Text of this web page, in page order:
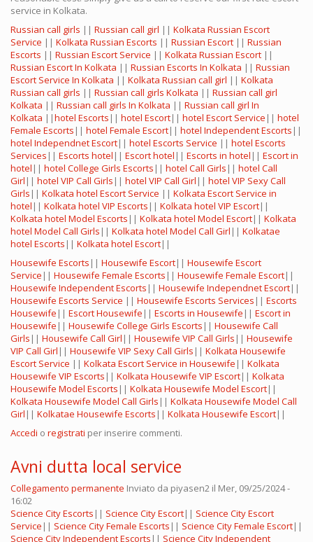
service in Kolkata.
Russian call girls || Russian call girl || Kolkata Russian Escort
Service || Kolkata Russian Escorts || Russian Escort || Russian
Escorts || Russian Escort Service || Kolkata Russian Escort ||
Russian Escort In Kolkata || Russian Escorts In Kolkata || Russian
Escort Service In Kolkata || Kolkata Russian call girl || Kolkata
Russian call girls || Russian call girls Kolkata || Russian call girl
Kolkata || Russian call girls In Kolkata || Russian call girl In
Kolkata ||hotel Escorts || hotel Escort|| hotel Escort Service || hotel
Female Escorts || hotel Female Escort|| hotel Independent Escorts ||
hotel Independnet Escort|| hotel Escorts Service || hotel Escorts
Services || Escorts hotel || Escort hotel || Escorts in hotel || Escort in
hotel || hotel College Girls Escorts || hotel Call Girls || hotel Call
Girl || hotel VIP Call Girls || hotel VIP Call Girl || hotel VIP Sexy Call
Girls || Kolkata hotel Escort Service || Kolkata Escort Service in
hotel || Kolkata hotel VIP Escorts || Kolkata hotel VIP Escort||
Kolkata hotel Model Escorts || Kolkata hotel Model Escort|| Kolkata
hotel Model Call Girls || Kolkata hotel Model Call Girl || Kolkatae
hotel Escorts || Kolkata hotel Escort||
Housewife Escorts || Housewife Escort|| Housewife Escort
Service || Housewife Female Escorts || Housewife Female Escort||
Housewife Independent Escorts || Housewife Independnet Escort||
Housewife Escorts Service || Housewife Escorts Services || Escorts
Housewife || Escort Housewife || Escorts in Housewife || Escort in
Housewife || Housewife College Girls Escorts || Housewife Call
Girls || Housewife Call Girl || Housewife VIP Call Girls || Housewife
VIP Call Girl || Housewife VIP Sexy Call Girls || Kolkata Housewife
Escort Service || Kolkata Escort Service in Housewife || Kolkata
Housewife VIP Escorts || Kolkata Housewife VIP Escort|| Kolkata
Housewife Model Escorts || Kolkata Housewife Model Escort||
Kolkata Housewife Model Call Girls || Kolkata Housewife Model Call
Girl || Kolkatae Housewife Escorts || Kolkata Housewife Escort||
Accedi o registrati per inserire commenti.
Avni dutta local service
Collegamento permanente Inviato da piyasen2 il Mer, 09/25/2024 -
16:02
Science City Escorts || Science City Escort|| Science City Escort
Service || Science City Female Escorts || Science City Female Escort||
Science City Independent Escorts || Science City Independent